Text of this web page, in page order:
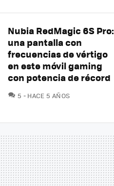
Nubia RedMagic 6S Pro:
una pantalla con
frecuencias de vértigo
en este móvil gaming
con potencia de récord
5 COMENTARIOS
HACE 5 AÑOS